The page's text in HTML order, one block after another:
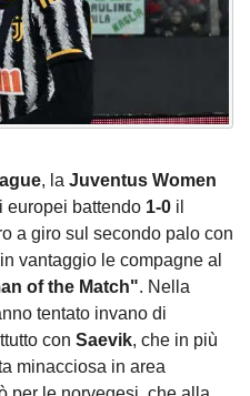
, la Juventus Women
europei battendo 1-0 il
a giro sul secondo palo con
vantaggio le compagne al
of the Match". Nella
tentato invano di
con Saevik, che in più
minacciosa in area